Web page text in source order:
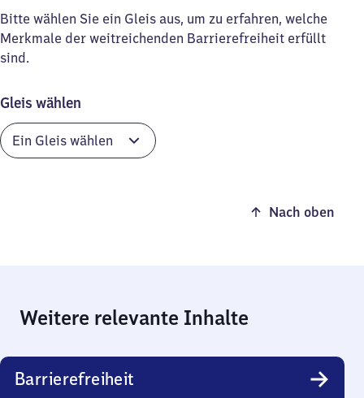
Bitte wählen Sie ein Gleis aus, um zu erfahren, welche
Merkmale der weitreichenden Barrierefreiheit erfüllt
sind.
Gleis wählen
Nach oben
Weitere relevante Inhalte
Barrierefreiheit